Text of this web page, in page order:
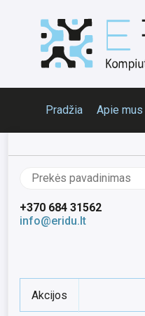
Pradžia Apie mus
Ieškoti:
+370 684 31562
info@eridu.lt
Akcijos